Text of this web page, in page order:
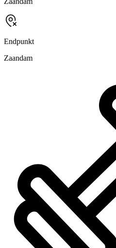
Endpunkt
Zaandam